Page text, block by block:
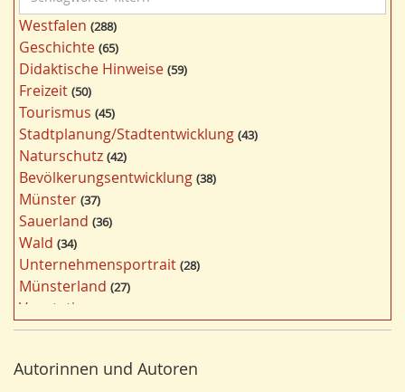
c
h
l
a
g
w
ö
r
t
e
r
f
i
l
t
e
r
n
Westfalen 288
Geschichte 65
Didaktische Hinweise 59
Freizeit 50
Tourismus 45
Stadtplanung/Stadtentwicklung 43
Naturschutz 42
Bevölkerungsentwicklung 38
Münster 37
Sauerland 36
Wald 34
Unternehmensportrait 28
Münsterland 27
Vegetation
Nordrhein-Westfalen 25
Bildung 24
Autorinnen und Autoren